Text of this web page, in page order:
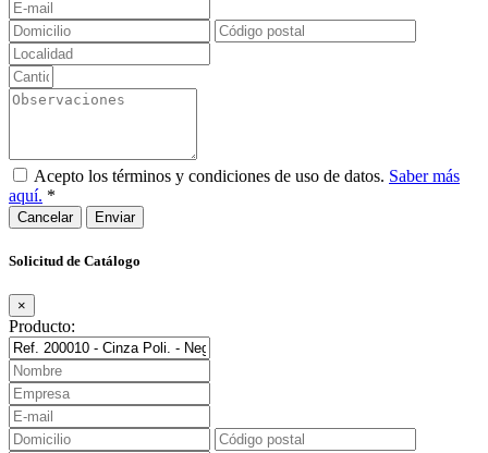
Acepto los términos y condiciones de uso de datos. Saber más
aquí. *
Cancelar
Solicitud de Catálogo
×
Producto: